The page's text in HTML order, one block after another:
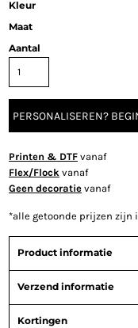
Kleur
Maat
Aantal
PERSONALISEREN?
Printen & DTF vanaf
Flex/Flock vanaf
Geen decoratie vanaf
*alle getoonde prijzen zijn
Product informatie
Verzend informatie
Kortingen